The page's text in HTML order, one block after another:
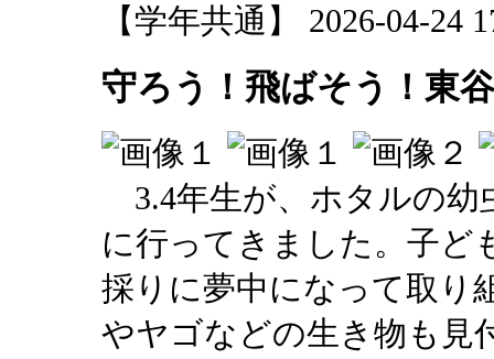
【学年共通】 2026-04-24
守ろう！飛ばそう！東
3.4年生が、ホタルの幼
に行ってきました。子ど
採りに夢中になって取り
やヤゴなどの生き物も見